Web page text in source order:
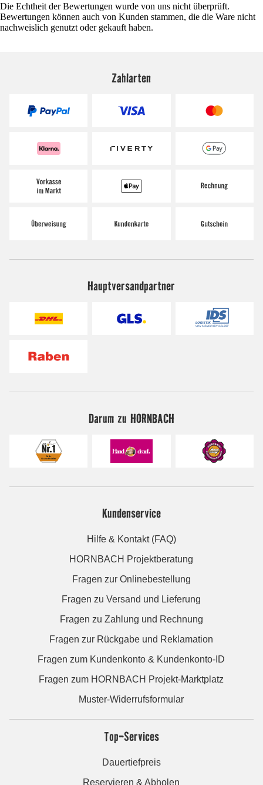
Die Echtheit der Bewertungen wurde von uns nicht überprüft.
Bewertungen können auch von Kunden stammen, die die Ware nicht
nachweislich genutzt oder gekauft haben.
Zahlarten
Hauptversandpartner
Darum zu HORNBACH
Kundenservice
Hilfe & Kontakt (FAQ)
HORNBACH Projektberatung
Fragen zur Onlinebestellung
Fragen zu Versand und Lieferung
Fragen zu Zahlung und Rechnung
Fragen zur Rückgabe und Reklamation
Fragen zum Kundenkonto & Kundenkonto-ID
Fragen zum HORNBACH Projekt-Marktplatz
Muster-Widerrufsformular
Top-Services
Dauertiefpreis
Reservieren & Abholen